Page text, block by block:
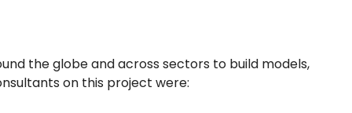
the globe and across sectors to build models,
on this project were: